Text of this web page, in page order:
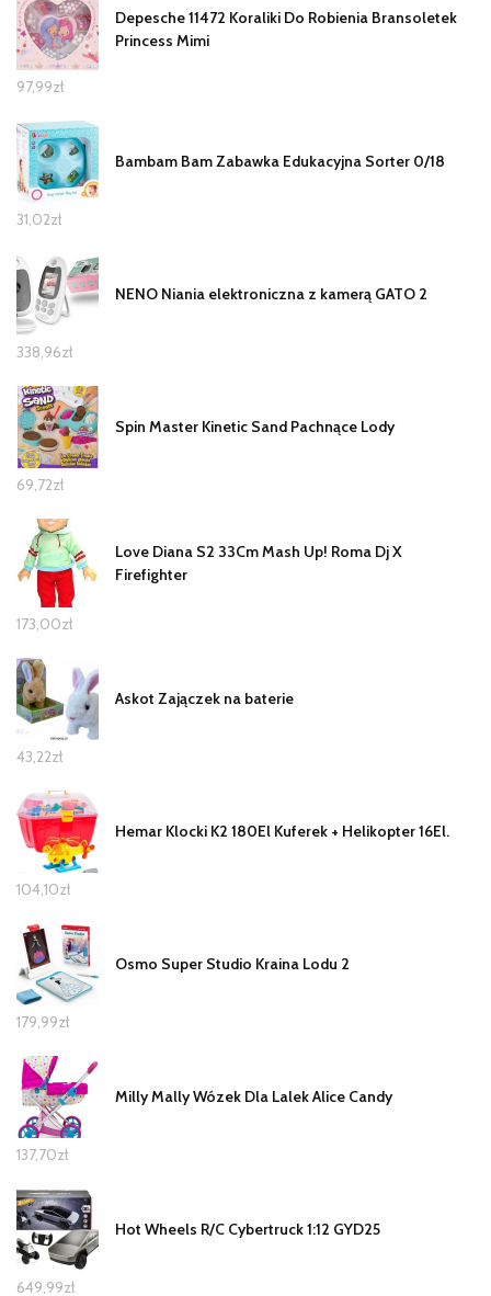
Depesche 11472 Koraliki Do Robienia Bransoletek
Princess Mimi
97,99zł
Bambam Bam Zabawka Edukacyjna Sorter 0/18
31,02zł
NENO Niania elektroniczna z kamerą GATO 2
338,96zł
Spin Master Kinetic Sand Pachnące Lody
69,72zł
Love Diana S2 33Cm Mash Up! Roma Dj X
Firefighter
173,00zł
Askot Zajączek na baterie
43,22zł
Hemar Klocki K2 180El Kuferek + Helikopter 16El.
104,10zł
Osmo Super Studio Kraina Lodu 2
179,99zł
Milly Mally Wózek Dla Lalek Alice Candy
137,70zł
Hot Wheels R/C Cybertruck 1:12 GYD25
649,99zł